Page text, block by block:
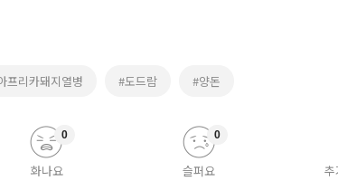
프리카돼지열병 #도드람 #양돈
화나요
0
슬퍼요
0